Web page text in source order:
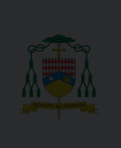
content